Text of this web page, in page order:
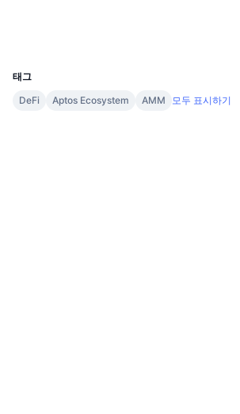
태그
DeFi
Aptos Ecosystem AMM 모두 표시하기